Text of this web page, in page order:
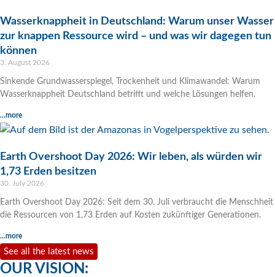
Wasserknappheit in Deutschland: Warum unser Wasser
zur knappen Ressource wird – und was wir dagegen tun
können
3. August 2026
Sinkende Grundwasserspiegel, Trockenheit und Klimawandel: Warum
Wasserknappheit Deutschland betrifft und welche Lösungen helfen.
...more
Earth Overshoot Day 2026: Wir leben, als würden wir
1,73 Erden besitzen
30. July 2026
Earth Overshoot Day 2026: Seit dem 30. Juli verbraucht die Menschheit
die Ressourcen von 1,73 Erden auf Kosten zukünftiger Generationen.
...more
See all the latest news
OUR VISION: